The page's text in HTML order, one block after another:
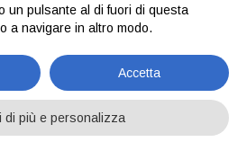
–
un pulsante al di fuori di questa
a navigare in altro modo.
Accetta
di più e personalizza